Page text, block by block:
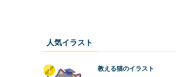
人気イラスト
教える猫のイラスト